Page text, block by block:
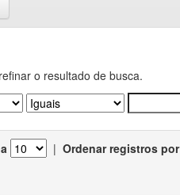
o resultado de busca.
| Ordenar registros por